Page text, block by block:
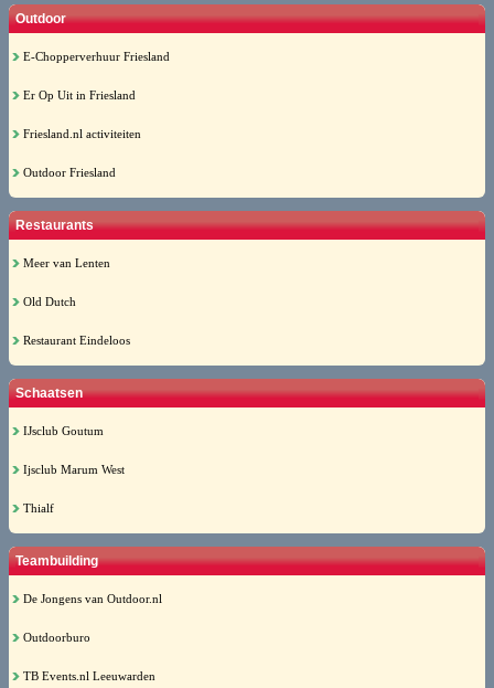
Outdoor
E-Chopperverhuur Friesland
Er Op Uit in Friesland
Friesland.nl activiteiten
Outdoor Friesland
Restaurants
Meer van Lenten
Old Dutch
Restaurant Eindeloos
Schaatsen
IJsclub Goutum
Ijsclub Marum West
Thialf
Teambuilding
De Jongens van Outdoor.nl
Outdoorburo
TB Events.nl Leeuwarden